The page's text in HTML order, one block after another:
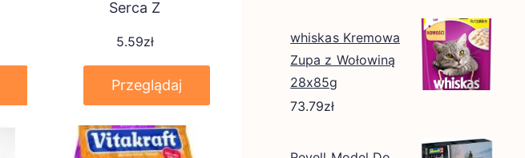
Serca Z
5.59zł
Przeglądaj
whiskas Kremowa
Zupa z Wołowiną
28x85g
73.79zł